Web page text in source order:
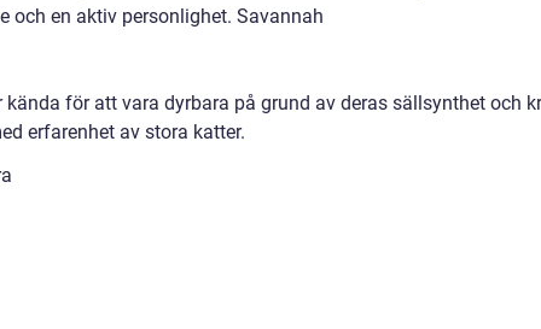
och en aktiv personlighet. Savannah
kända för att vara dyrbara på grund av deras sällsynthet och
erfarenhet av stora katter.